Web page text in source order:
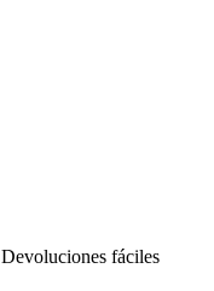
Devoluciones fáciles